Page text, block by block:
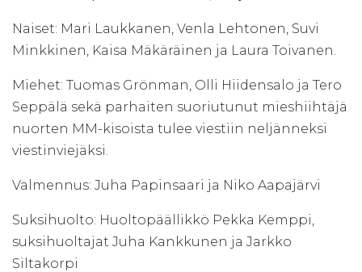
Naiset: Mari Laukkanen, Venla Lehtonen, Suvi
Minkkinen, Kaisa Mäkäräinen ja Laura Toivanen.
Miehet: Tuomas Grönman, Olli Hiidensalo ja Tero
Seppälä sekä parhaiten suoriutunut mieshiihtäjä
nuorten MM-kisoista tulee viestiin neljänneksi
viestinviejäksi.
Valmennus: Juha Papinsaari ja Niko Aapajärvi
Suksihuolto: Huoltopäällikkö Pekka Kemppi,
suksihuoltajat Juha Kankkunen ja Jarkko
Siltakorpi